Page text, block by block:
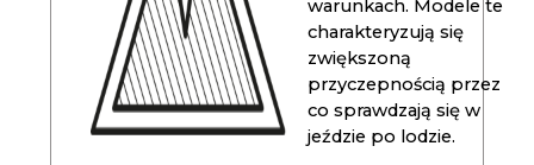
warunkach. Modele te
charakteryzują się
zwiększoną
przyczepnością przez
co sprawdzają się w
jeździe po lodzie.